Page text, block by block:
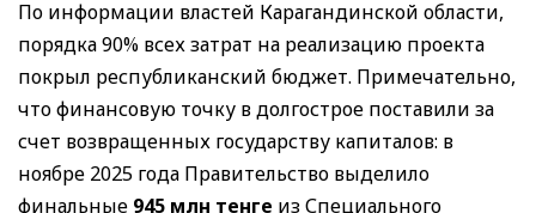
По информации властей Карагандинской области,
порядка 90% всех затрат на реализацию проекта
покрыл республиканский бюджет. Примечательно,
что финансовую точку в долгострое поставили за
счет возвращенных государству капиталов: в
ноябре 2025 года Правительство выделило
финальные 945 млн тенге из Специального